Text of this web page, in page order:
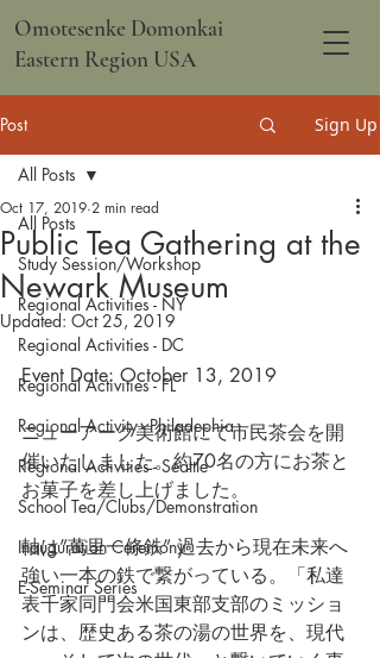
Omotesenke Domonkai
Eastern Region USA
Post Sign Up
All Posts
Study Session/Workshop
Regional Activities - NY
Regional Activities - DC
Regional Activities - FL
Regional Activity - Philadephia
Regional Activities - Seattle
School Tea/Clubs/Demonstration
Inauguration Ceremony
E-Seminar Series
All Posts
Public Tea Gathering at the
Newark Museum
Oct 17, 2019 2 min read
Updated: Oct 25, 2019
Event Date: October 13, 2019
ニューアーク美術館にて市民茶会を開
催いたしました。約70名の方にお茶と
お菓子を差し上げました。
軸は”萬里一條鉄” 過去から現在未来へ
強い一本の鉄で繋がっている。「私達
表千家同門会米国東部支部のミッショ
ンは、歴史ある茶の湯の世界を、現代